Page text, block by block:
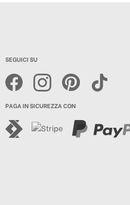
SEGUICI SU
PAGA IN SICUREZZA CON